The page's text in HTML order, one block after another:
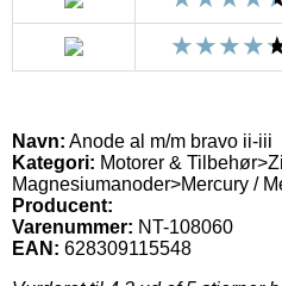
Navn: Anode al m/m bravo ii-iii
Kategori: Motorer &
Magnesiumanoder>Mercury /
Producent:
Varenummer: NT-108060
EAN: 628309115548